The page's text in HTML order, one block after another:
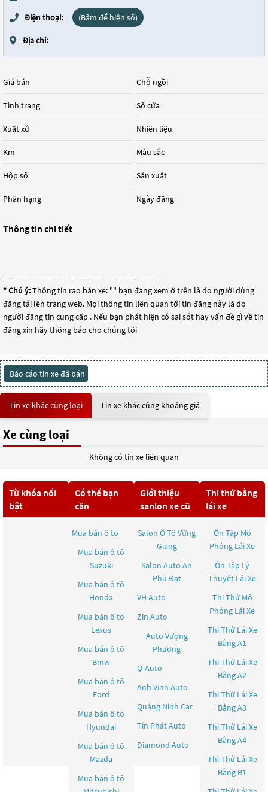
Điện thoại: (Bấm để hiện số)
Địa chỉ:
Giá bán
Tình trạng
Xuất xứ
Km
Hộp số
Phân hạng
Chỗ ngồi
Số cửa
Nhiên liệu
Màu sắc
Sản xuất
Ngày đăng
Thông tin chi tiết
————————————————————————
* Chú ý:Thông tin rao bán xe: "" bạn đang xem ở trên là do người dùng
đăng tải lên trang web. Mọi thông tin liên quan tới tin đăng này là do
người đăng tin cung cấp . Nếu bạn phát hiện có sai sót hay vấn đề gì về tin
đăng xin hãy thông báo cho chúng tôi
Báo cáo tin xe đã bán
Tin xe khác cùng loại Tin xe khác cùng khoảng giá
Xe cùng loại
Không có tin xe liên quan
Từ khóa nổi
bật
Có thể bạn
cần
Mua bán ô tô
Mua bán ô tô
Suzuki
Mua bán ô tô
Honda
Mua bán ô tô
Lexus
Mua bán ô tô
Bmw
Mua bán ô tô
Ford
Mua bán ô tô
Hyundai
Mua bán ô tô
Mazda
Mua bán ô tô
Giới thiệu
sanlon xe cũ
Salon Ô Tô Vững
Giang
Salon Auto An
Phú Đạt
VH Auto
Zin Auto
Auto Vượng
Phương
Q-Auto
Anh Vinh Auto
Quảng Ninh Car
Tín Phát Auto
Diamond Auto
Thi thử bằng
lái xe
Ôn Tập Mô
Phỏng Lái Xe
Ôn Tập Lý
Thuyết Lái Xe
Thi Thử Mô
Phỏng Lái Xe
Thi Thử Lái Xe
Bằng A1
Thi Thử Lái Xe
Bằng A2
Thi Thử Lái Xe
Bằng A3
Thi Thử Lái Xe
Bằng A4
Thi Thử Lái Xe
Bằng B1